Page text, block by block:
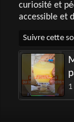
curiosité et
accessible et